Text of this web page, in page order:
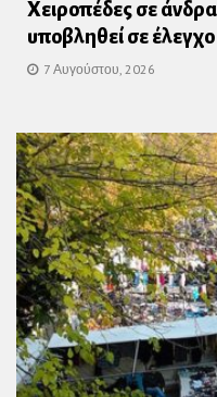
Χειροπέδες σε
υποβληθεί σε
7 Αυγούστου, 2026